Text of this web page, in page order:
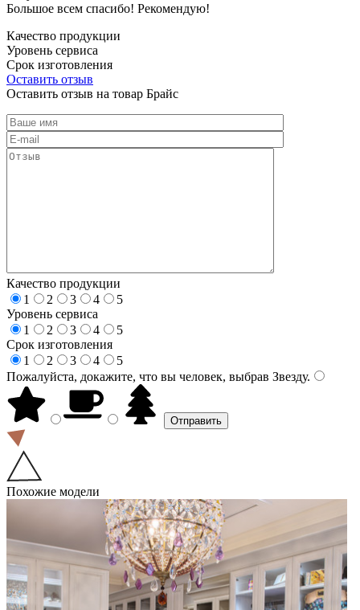
Большое всем спасибо! Рекомендую!
Качество продукции
Уровень сервиса
Срок изготовления
Оставить отзыв
Оставить отзыв на товар Брайс
Качество продукции
1
2 3 4
5
Уровень сервиса
1
2 3 4
5
Срок изготовления
1
2 3 4
5
Пожалуйста, докажите, что вы человек, выбрав Звезду.
Похожие модели